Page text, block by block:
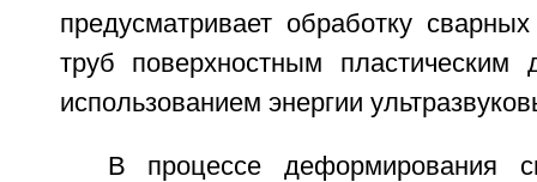
предусматривает обработку
труб поверхностным пластическим
использованием энергии
В процессе деформирования